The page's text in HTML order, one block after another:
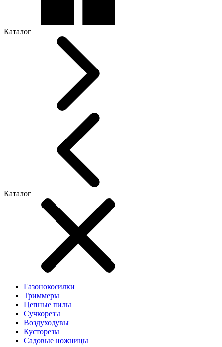
Каталог
Каталог
Газонокосилки
Триммеры
Цепные пилы
Cучкорезы
Воздуходувы
Кусторезы
Садовые ножницы